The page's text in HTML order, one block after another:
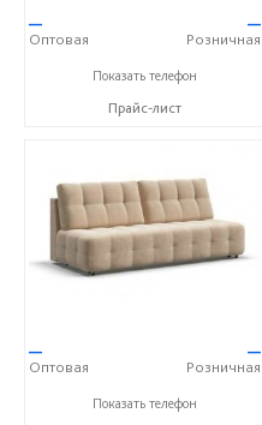
—
Оптовая
—
Розничная
+7 (910) 652-89-53 Александра
Показать телефон
Прайс-лист
—
Оптовая
—
Розничная
+7 (910) 652-89-53 Александра
Показать телефон